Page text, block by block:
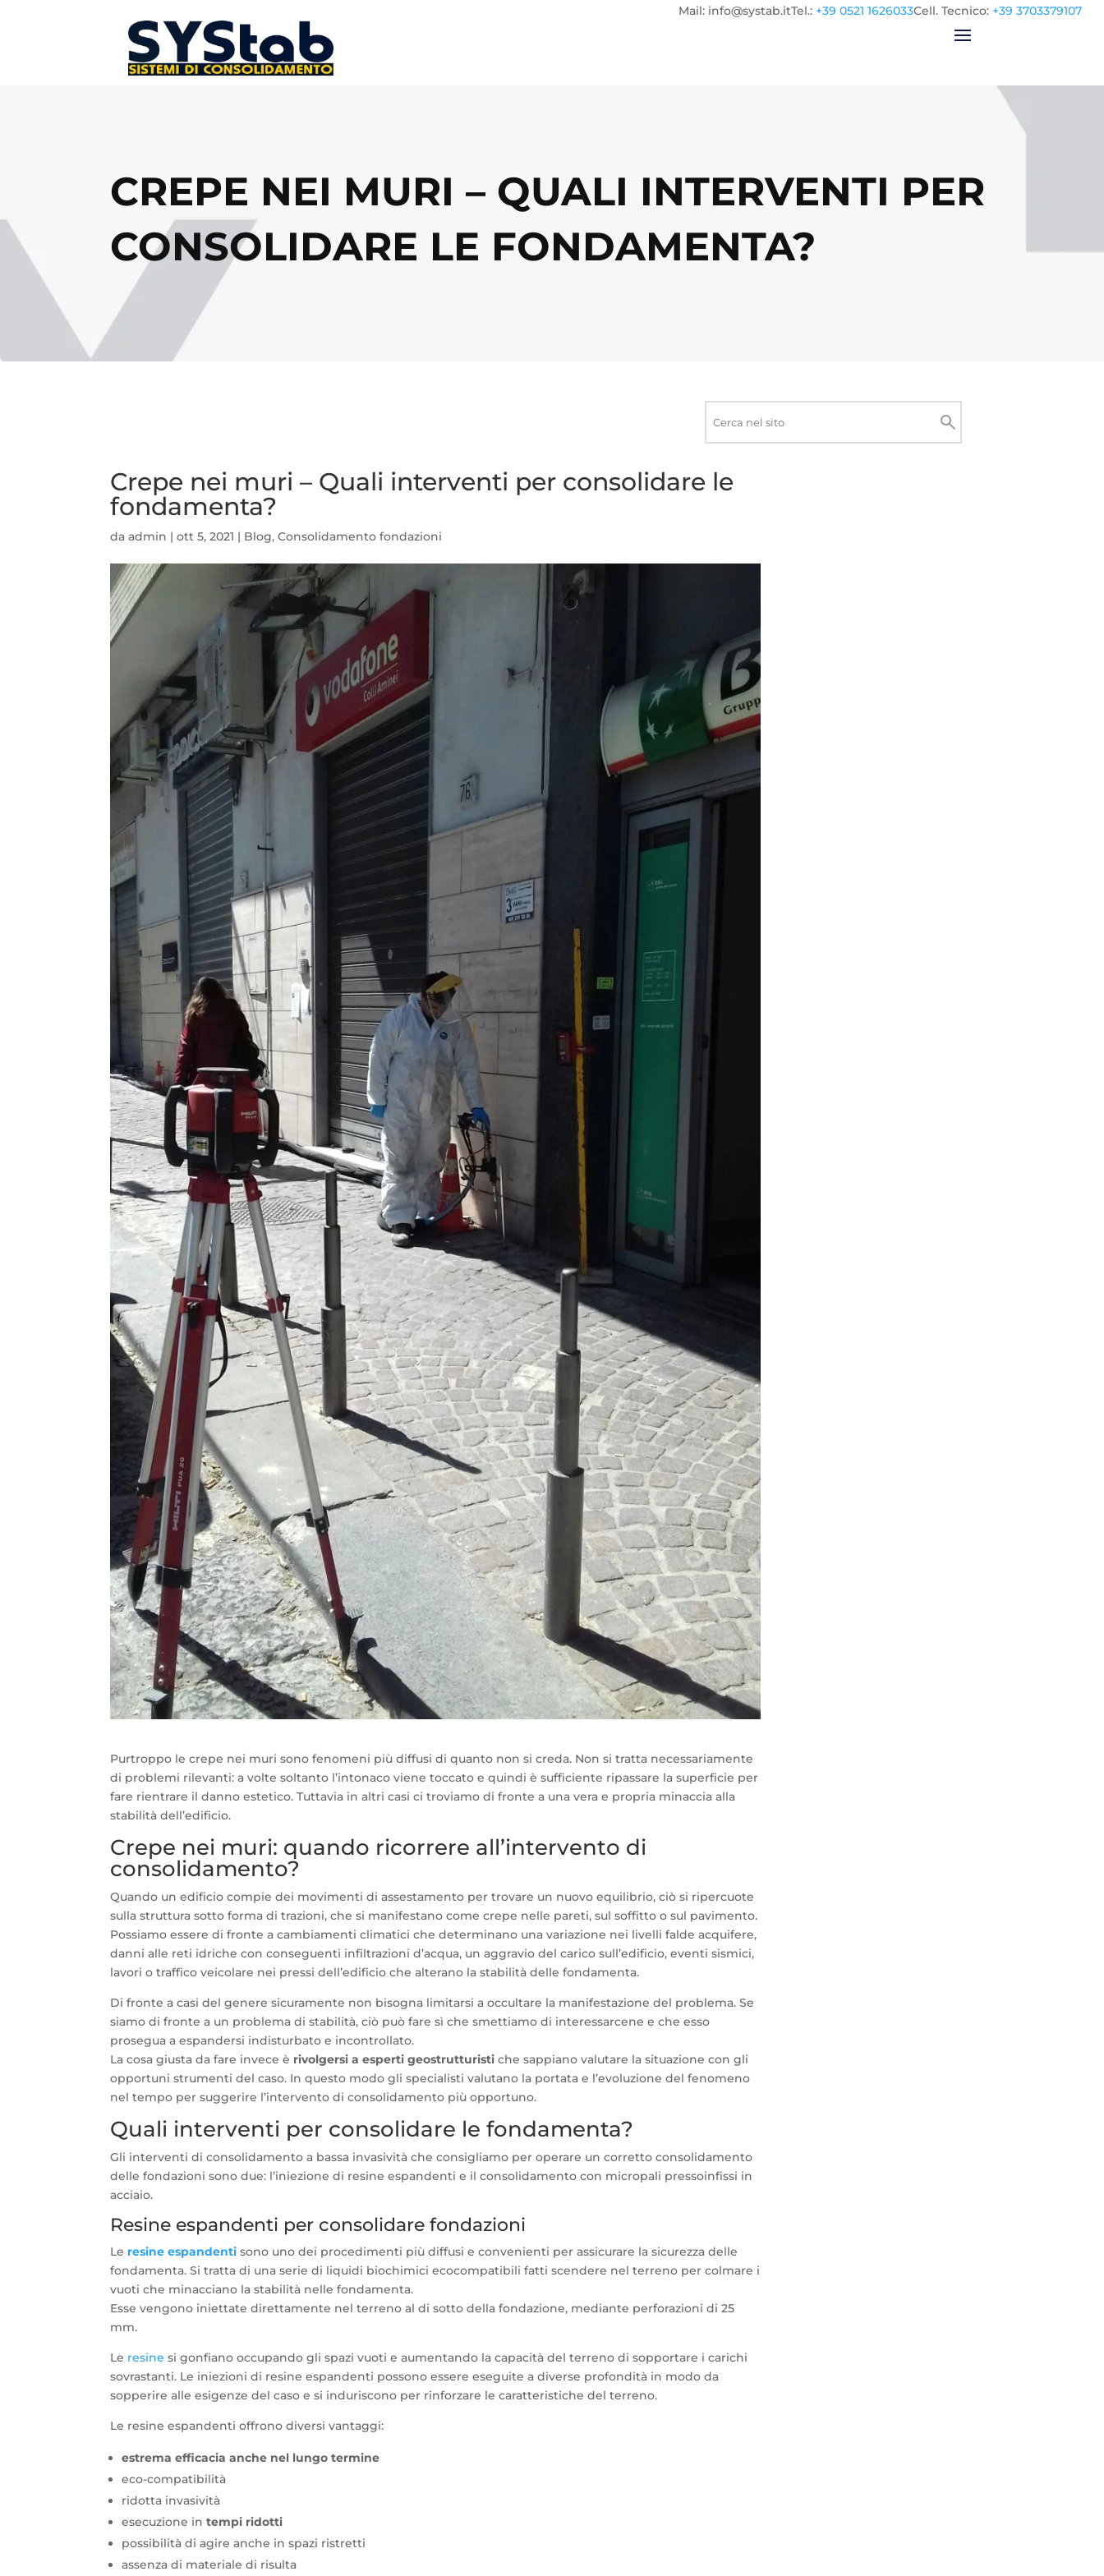
Cell. Tecnico: +39 3703379107
Tel.: +39 0521 1626033
Mail: info@systab.it
CREPE NEI MURI – QUALI INTERVENTI PER
CONSOLIDARE LE FONDAMENTA?
Cerca
Crepe nei muri – Quali interventi per consolidare le
fondamenta?
daadmin |ott 5, 2021 | Blog,Consolidamento fondazioni
Purtroppo le crepe nei muri sono fenomeni più diffusi di quanto non si creda. Non si tratta necessariamente
di problemi rilevanti: a volte soltanto l’intonaco viene toccato e quindi è sufficiente ripassare la superficie per
fare rientrare il danno estetico. Tuttavia in altri casi ci troviamo di fronte a una vera e propria minaccia alla
stabilità dell’edificio.
Crepe nei muri: quando ricorrere all’intervento di
consolidamento?
Quando un edificio compie dei movimenti di assestamento per trovare un nuovo equilibrio, ciò si ripercuote
sulla struttura sotto forma di trazioni, che si manifestano come crepe nelle pareti, sul soffitto o sul pavimento.
Possiamo essere di fronte a cambiamenti climatici che determinano una variazione nei livelli falde acquifere,
danni alle reti idriche con conseguenti infiltrazioni d’acqua, un aggravio del carico sull’edificio, eventi sismici,
lavori o traffico veicolare nei pressi dell’edificio che alterano la stabilità delle fondamenta.
Di fronte a casi del genere sicuramente non bisogna limitarsi a occultare la manifestazione del problema. Se
siamo di fronte a un problema di stabilità, ciò può fare sì che smettiamo di interessarcene e che esso
prosegua a espandersi indisturbato e incontrollato.
La cosa giusta da fare invece è rivolgersi a esperti geostrutturisti che sappiano valutare la situazione con gli
opportuni strumenti del caso. In questo modo gli specialisti valutano la portata e l’evoluzione del fenomeno
nel tempo per suggerire l’intervento di consolidamento più opportuno.
Quali interventi per consolidare le fondamenta?
Gli interventi di consolidamento a bassa invasività che consigliamo per operare un corretto consolidamento
delle fondazioni sono due: l’iniezione di resine espandenti e il consolidamento con micropali pressoinfissi in
acciaio.
Resine espandenti per consolidare fondazioni
Le resine espandenti sono uno dei procedimenti più diffusi e convenienti per assicurare la sicurezza delle
fondamenta. Si tratta di una serie di liquidi biochimici ecocompatibili fatti scendere nel terreno per colmare i
vuoti che minacciano la stabilità nelle fondamenta.
Esse vengono iniettate direttamente nel terreno al di sotto della fondazione, mediante perforazioni di 25
mm.
Le resine si gonfiano occupando gli spazi vuoti e aumentando la capacità del terreno di sopportare i carichi
sovrastanti. Le iniezioni di resine espandenti possono essere eseguite a diverse profondità in modo da
sopperire alle esigenze del caso e si induriscono per rinforzare le caratteristiche del terreno.
Le resine espandenti offrono diversi vantaggi:
estrema efficacia anche nel lungo termine
eco-compatibilità
ridotta invasività
esecuzione in tempi ridotti
possibilità di agire anche in spazi ristretti
assenza di materiale di risulta